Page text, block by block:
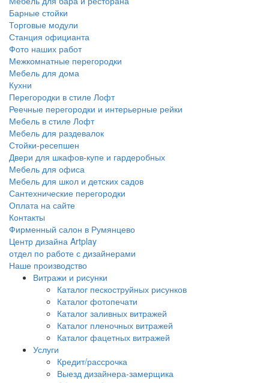
Барные стойки
Торговые модули
Станция официанта
Фото наших работ
Межкомнатные перегородки
Мебель для дома
Кухни
Перегородки в стиле Лофт
Реечные перегородки и интерьерные рейки
Мебель в стиле Лофт
Мебель для раздевалок
Стойки-ресепшен
Двери для шкафов-купе и гардеробных
Мебель для офиса
Мебель для школ и детских садов
Сантехнические перегородки
Оплата на сайте
Контакты
Фирменный салон в Румянцево
Центр дизайна Artplay
отдел по работе с дизайнерами
Наше производство
Витражи и рисунки
Каталог пескоструйных рисунков
Каталог фотопечати
Каталог заливных витражей
Каталог пленочных витражей
Каталог фацетных витражей
Услуги
Кредит/рассрочка
Выезд дизайнера-замерщика